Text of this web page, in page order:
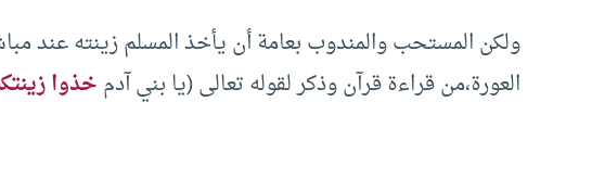
ولكن المستحب والمندوب بعامة أن يأخذ المسلم زينته عند
العورة،من قراءة قرآن وذكر لقوله تعالى (يا بني آدمخذوا